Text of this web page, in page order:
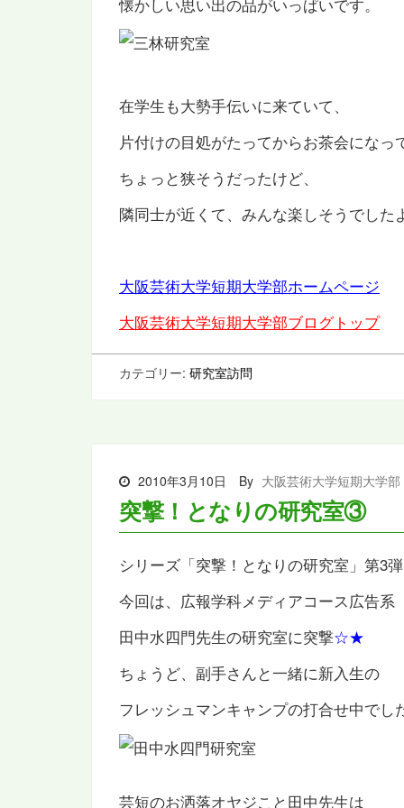
在学生も大勢手伝いに来ていて、
片付けの目処がたってからお茶会になっ
ちょっと狭そうだったけど、
隣同士が近くて、みんな楽しそうでした
大阪芸術大学短期大学部ホームページ
大阪芸術大学短期大学部ブログトップ
カテゴリー: 研究室訪問
2010年3月10日 By 大阪芸術大学短期大学部
突撃！となりの研究室③
シリーズ「突撃！となりの研究室」第3弾
今回は、広報学科メディアコース広告系
田中水四門先生の研究室に突撃☆★
ちょうど、副手さんと一緒に新入生の
フレッシュマンキャンプの打合せ中でし
芸短のお洒落オヤジこと田中先生は